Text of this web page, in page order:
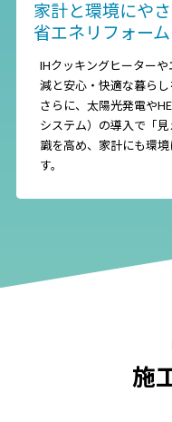
家計と環境にや
省エネリフォーム
IHクッキングヒーター
減と安心・快適な暮らし
さらに、太陽光発電や
システム）の導入で「
識を高め、家計にも環
す。
施